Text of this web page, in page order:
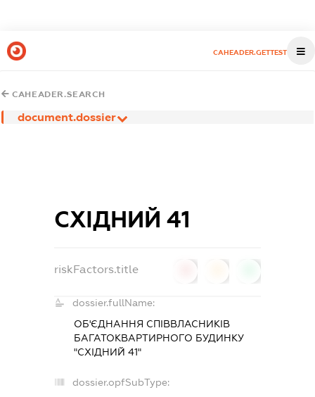
CAHEADER.GETTEST
CAHEADER.SEARCH
document.dossier
СХІДНИЙ 41
riskFactors.title
dossier.fullName:
ОБ'ЄДНАННЯ СПІВВЛАСНИКІВ
БАГАТОКВАРТИРНОГО БУДИНКУ
"СХІДНИЙ 41"
dossier.opfSubType: